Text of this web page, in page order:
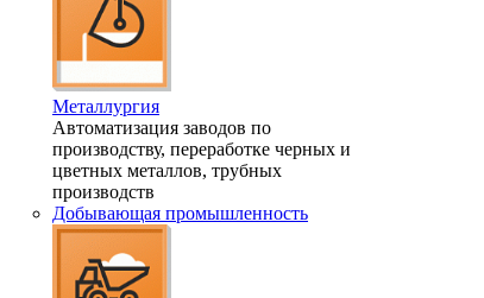
Металлургия
Автоматизация заводов по
производству, переработке черных и
цветных металлов, трубных
производств
Добывающая промышленность